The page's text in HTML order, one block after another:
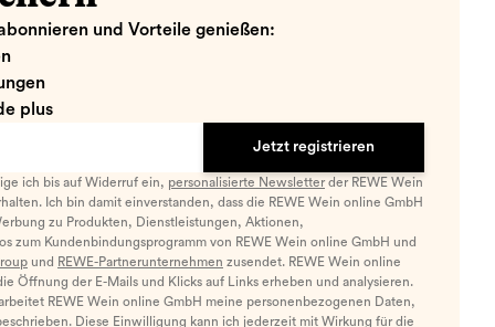
und Vorteile genießen:
plus
Jetzt registrieren
ich bis auf Widerruf ein, personalisierte Newsletterder REWE Wein
Ich bin damit einverstanden, dass die REWE Wein online GmbH
zu Produkten, Dienstleistungen, Aktionen,
zum Kundenbindungsprogramm von REWE Wein online GmbH und
und REWE-Partnerunternehmen zusendet. REWE Wein online
Öffnung der E-Mails und Klicks auf Links erheben und analysieren.
REWE Wein online GmbH meine personenbezogenen Daten,
Diese Einwilligung kann ich jederzeit mit Wirkung für die